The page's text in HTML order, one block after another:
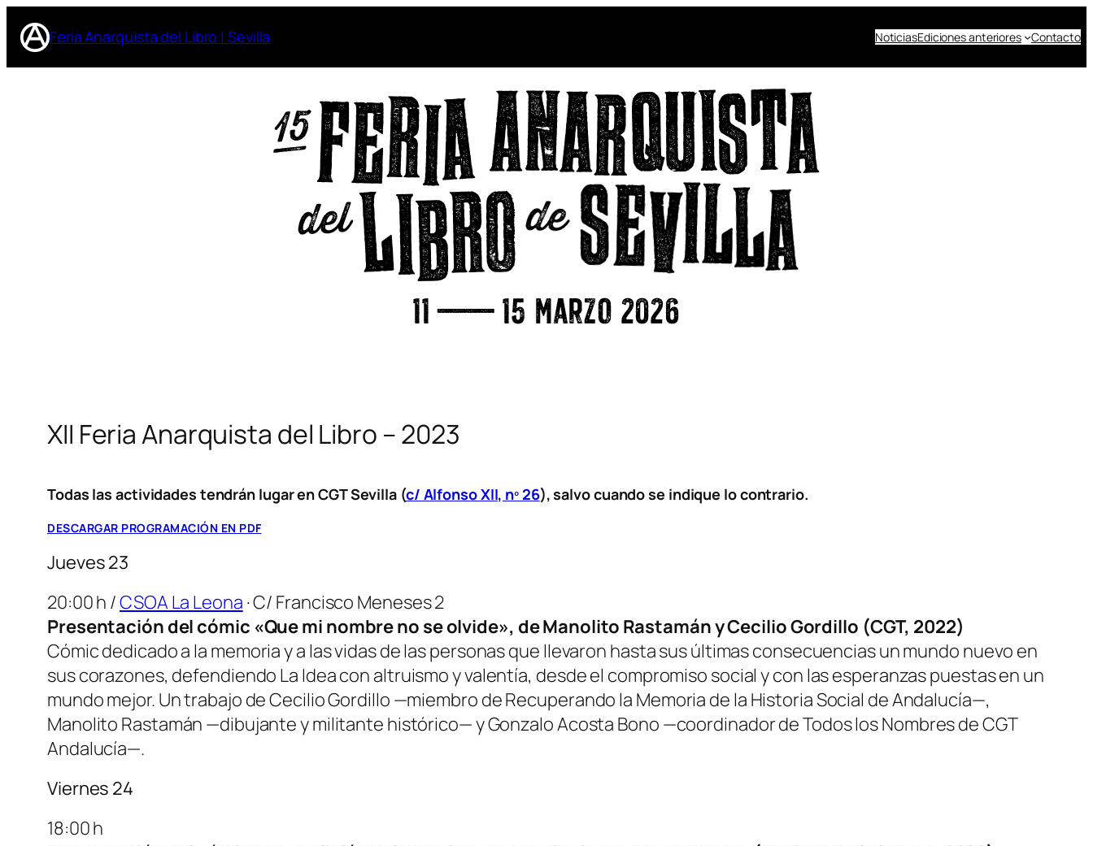
Feria Anarquista del Libro | Sevilla NoticiasEdiciones anteriores Contacto
XII Feria Anarquista del Libro – 2023
Todas las actividades tendrán lugar en CGT Sevilla (c/ Alfonso XII, nº 26), salvo cuando se indique lo contrario.
DESCARGAR PROGRAMACIÓN EN PDF
Jueves 23
20:00 h /CSOA La Leona · C/ Francisco Meneses 2
Presentación del cómic «Que mi nombre no se olvide», de Manolito Rastamán y Cecilio Gordillo (CGT, 2022)
Cómic dedicado a la memoria y a las vidas de las personas que llevaron hasta sus últimas consecuencias un mundo nuevo en
sus corazones, defendiendo La Idea con altruismo y valentía, desde el compromiso social y con las esperanzas puestas en un
mundo mejor. Un trabajo de Cecilio Gordillo —miembro de Recuperando la Memoria de la Historia Social de Andalucía—,
Manolito Rastamán —dibujante y militante histórico— y Gonzalo Acosta Bono —coordinador de Todos los Nombres de CGT
Andalucía—.
Viernes 24
18:00 h